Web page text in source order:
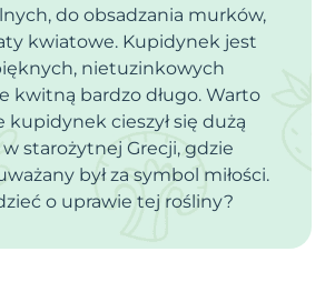
do obsadzania murków,
kwiatowe. Kupidynek jest
nietuzinkowych
kwitną bardzo długo. Warto
kupidynek cieszył się dużą
starożytnej Grecji, gdzie
był za symbol miłości.
o uprawie tej rośliny?